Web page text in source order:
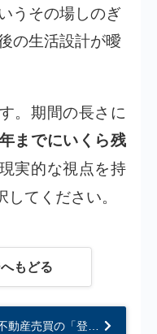
うその場しのぎ
の生活設計が曖
。期間の長さに
までにいくら残
実的な視点を持
てください。
もどる
不動産売買の「登記費用」はいくらかかる？売主・買主の負担割合と絶対に隠せない全内訳...